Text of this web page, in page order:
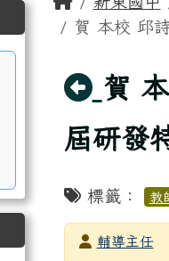
賀 本校 邱
回上
賀
屆研發
標籤： 教
發布者輔導主任